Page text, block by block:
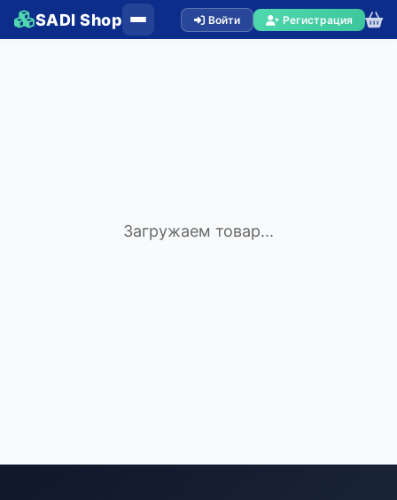
SADI Shop Войти Регистрация
Загружаем товар...